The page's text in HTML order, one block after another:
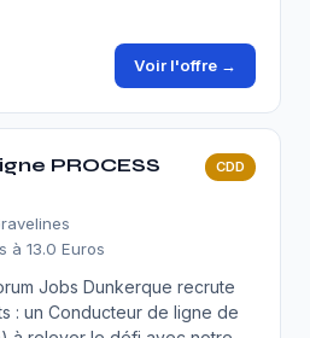
Voir l'offre →
PROCESS
CDD
à 13.0 Euros
Jobs Dunkerque recrute
: un Conducteur de ligne de